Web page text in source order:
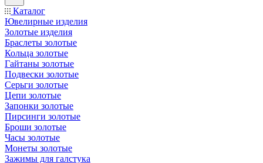
Каталог
Ювелирные изделия
Золотые изделия
Браслеты золотые
Кольца золотые
Гайтаны золотые
Подвески золотые
Серьги золотые
Цепи золотые
Запонки золотые
Пирсинги золотые
Броши золотые
Часы золотые
Монеты золотые
Зажимы для галстука